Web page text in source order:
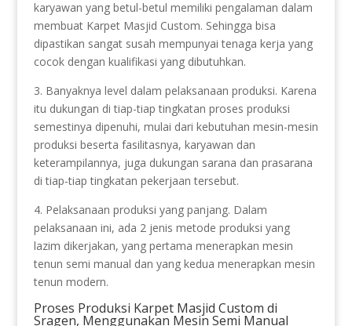
karyawan yang betul-betul memiliki pengalaman dalam
membuat Karpet Masjid Custom. Sehingga bisa
dipastikan sangat susah mempunyai tenaga kerja yang
cocok dengan kualifikasi yang dibutuhkan.
3. Banyaknya level dalam pelaksanaan produksi. Karena
itu dukungan di tiap-tiap tingkatan proses produksi
semestinya dipenuhi, mulai dari kebutuhan mesin-mesin
produksi beserta fasilitasnya, karyawan dan
keterampilannya, juga dukungan sarana dan prasarana
di tiap-tiap tingkatan pekerjaan tersebut.
4. Pelaksanaan produksi yang panjang. Dalam
pelaksanaan ini, ada 2 jenis metode produksi yang
lazim dikerjakan, yang pertama menerapkan mesin
tenun semi manual dan yang kedua menerapkan mesin
tenun modern.
Proses Produksi Karpet Masjid Custom di
Sragen, Menggunakan Mesin Semi Manual